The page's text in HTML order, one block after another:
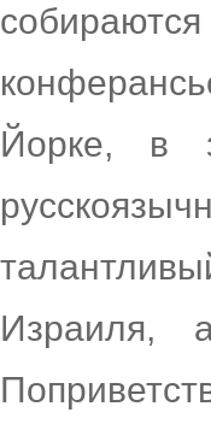
Йорке, в
Израиля,